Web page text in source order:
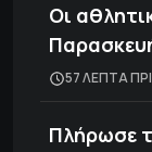
Οι
57 ΛΕΠΤΑ
Πλήρωσε